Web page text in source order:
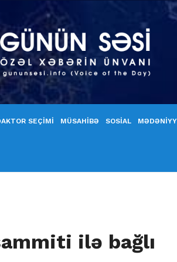
SEÇİMİ MÜSAHİBƏ SOSİAL
ilə bağlı